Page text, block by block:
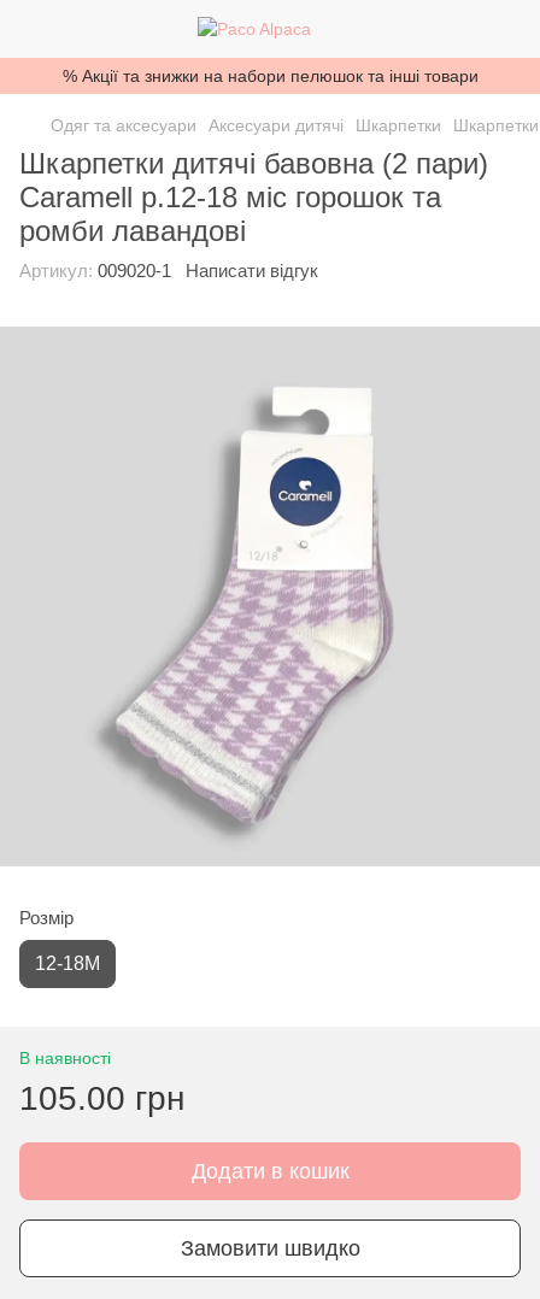
% Акції та знижки на набори пелюшок та інші товари
Одяг та аксесуари Аксесуари дитячі Шкарпетки
Шкарпетки дитячі бавовна (2 пари)
Caramell р.12-18 міс горошок та
ромби лавандові
Артикул: 009020-1 Написати відгук
Розмір
12-18М
В наявності
105.00 грн
Додати в кошик
Замовити швидко